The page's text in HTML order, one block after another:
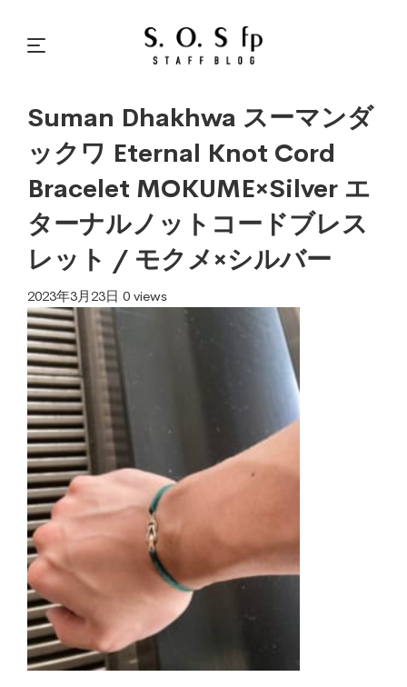
Suman Dhakhwa スーマンダ
ックワ Eternal Knot Cord
Bracelet MOKUME×Silver エ
ターナルノットコードブレス
レット / モクメ×シルバー
2023年3月23日 0 views